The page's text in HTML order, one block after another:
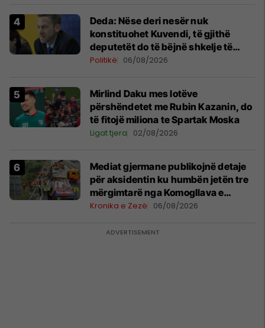
Deda: Nëse deri nesër nuk
konstituohet Kuvendi, të gjithë
deputetët do të bëjnë shkelje të
rëndë kushtetuese
Politikë 06/08/2026
Mirlind Daku mes lotëve
përshëndetet me Rubin Kazanin, do
të fitojë miliona te Spartak Moska
Ligat tjera 02/08/2026
Mediat gjermane publikojnë detaje
për aksidentin ku humbën jetën tre
mërgimtarë nga Komogllava e
Ferizajt
Kronika e Zezë 06/08/2026